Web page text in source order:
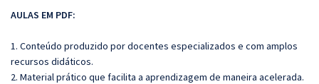
AULAS EM PDF:
1. Conteúdo produzido por docentes especializados e com amplos
recursos didáticos.
2. Material prático que facilita a aprendizagem de maneira acelerada.